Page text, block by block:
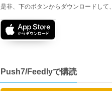
是非、下のボタンからダウンロードして
Push7/Feedlyで購読